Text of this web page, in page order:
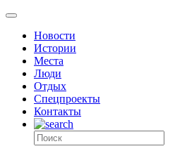
Новости
Истории
Места
Люди
Отдых
Спецпроекты
Контакты